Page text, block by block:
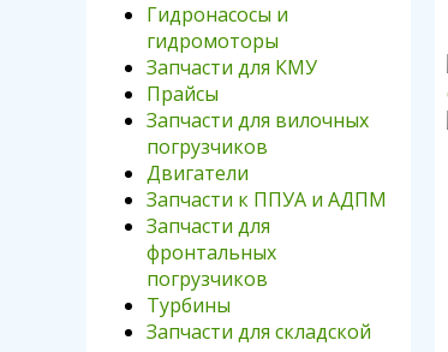
Гидронасосы и
гидромоторы
Запчасти для КМУ
Прайсы
Запчасти для вилочных
погрузчиков
Двигатели
Запчасти к ППУА и АДПМ
Запчасти для
фронтальных
погрузчиков
Турбины
Запчасти для складской